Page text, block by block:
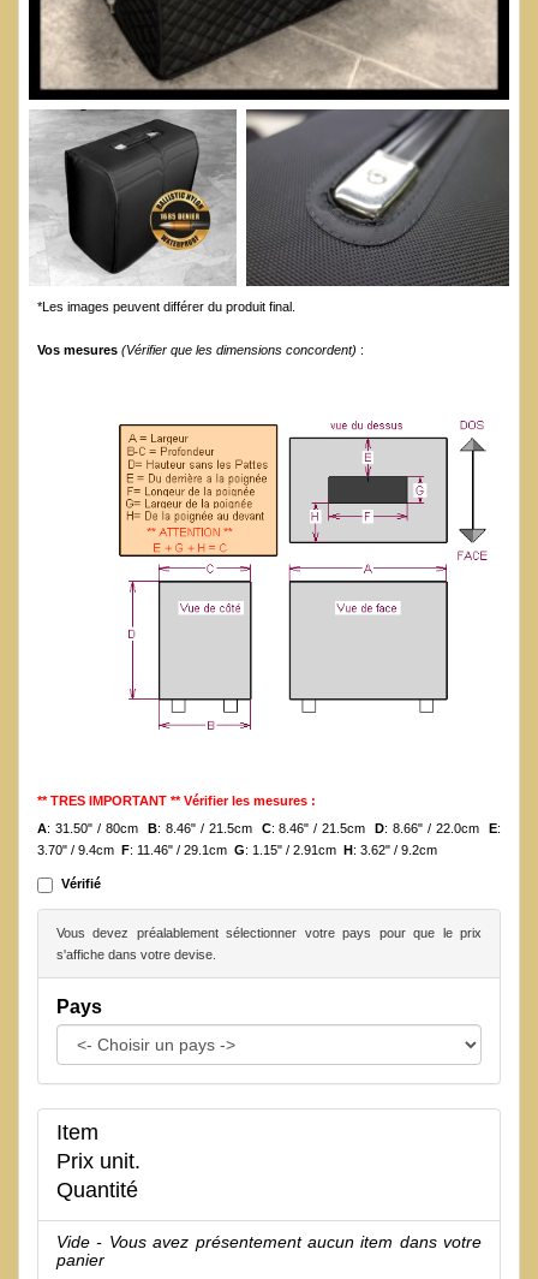
*Les images peuvent différer du produit final.
Vos mesures (Vérifier que les dimensions concordent) :
** TRES IMPORTANT ** Vérifier les mesures :
A: 31.50" / 80cm B: 8.46" / 21.5cm C: 8.46" / 21.5cm D: 8.66" / 22.0cm E:
3.70" / 9.4cm
F: 11.46" / 29.1cm G: 1.15" / 2.91cm H : 3.62" / 9.2cm
Vérifié
Vous devez préalablement sélectionner votre pays pour que le prix
s'affiche dans votre devise.
Pays
Item
Prix unit.
Quantité
Vide - Vous avez présentement aucun item dans votre
panier